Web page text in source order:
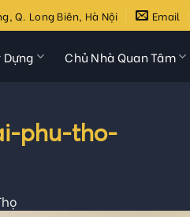
Q. Long Biên, Hà Nội Email
Dựng Chủ Nhà Quan Tâm
phu-tho-